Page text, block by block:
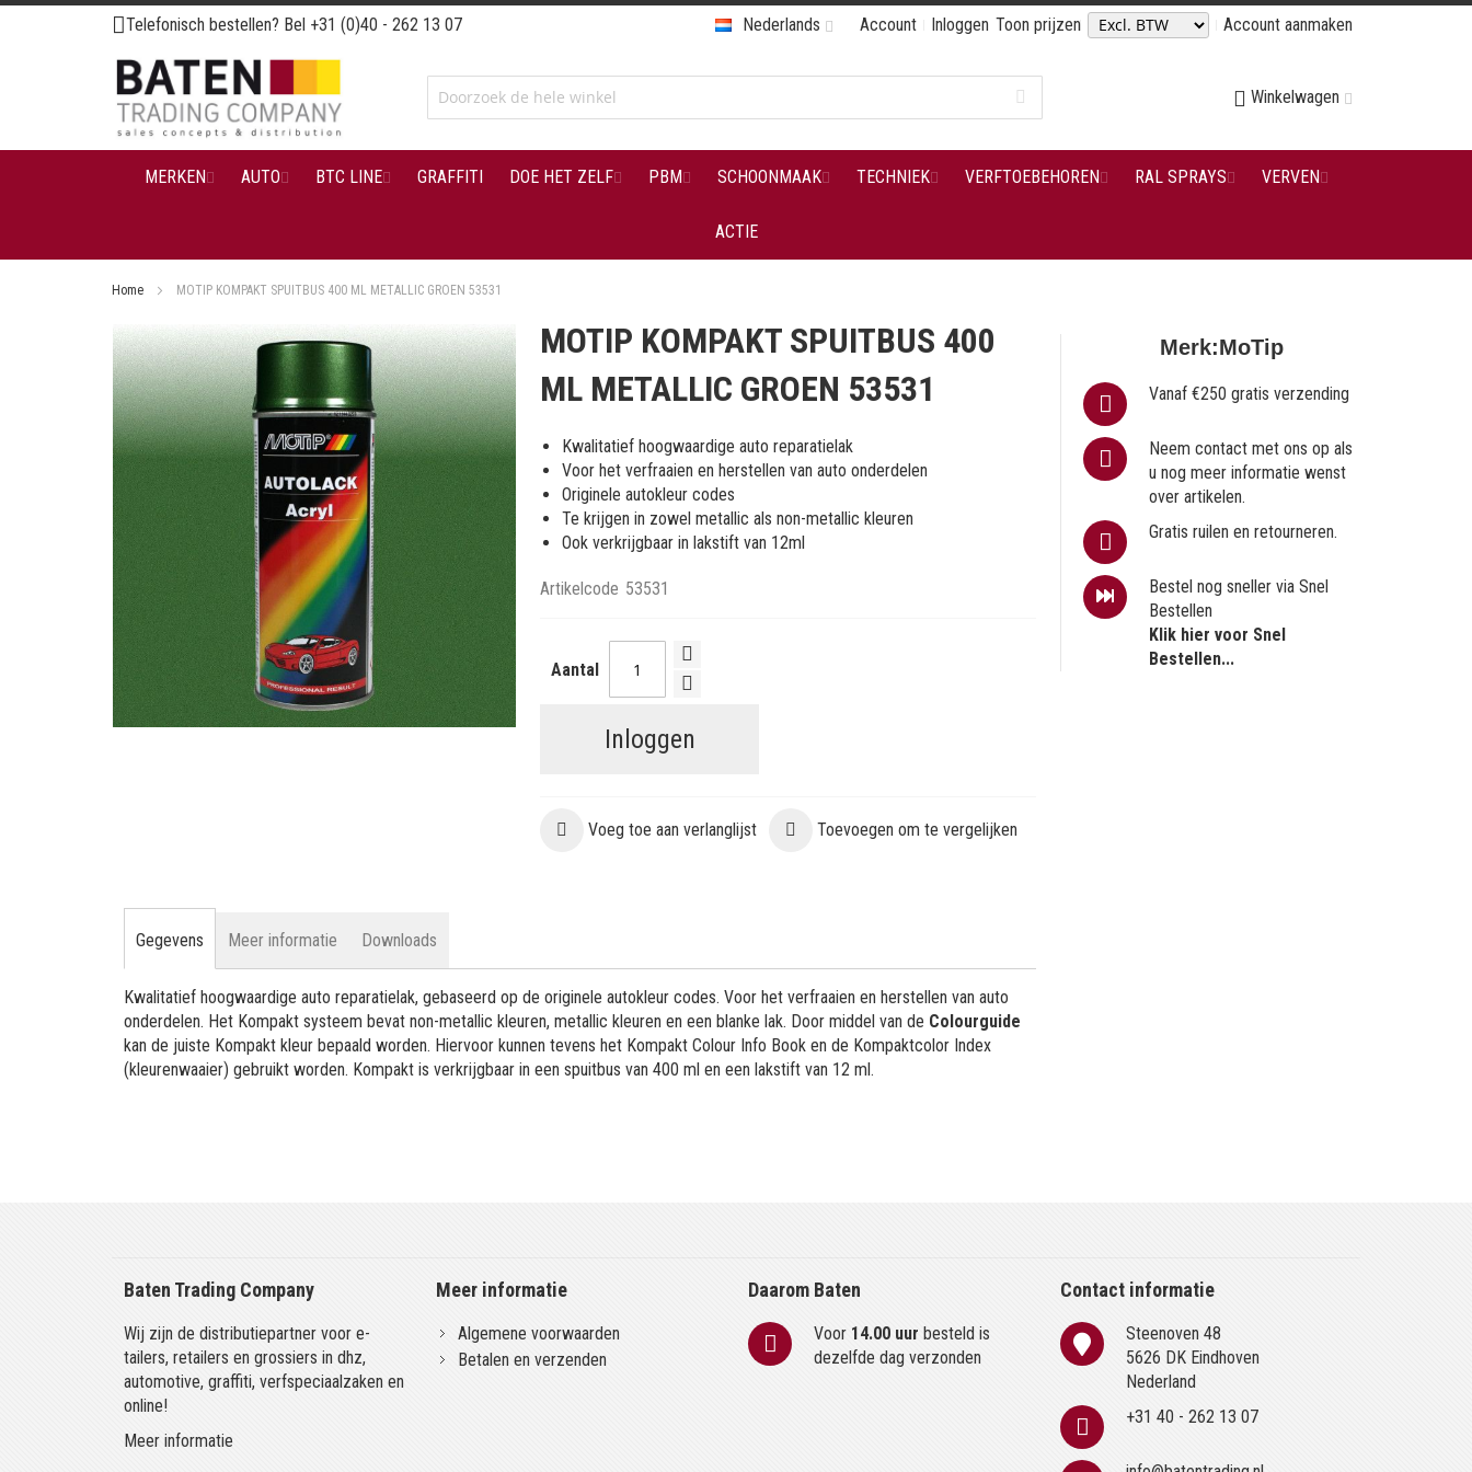
Ga
naar
de
inhoud
Telefonisch bestellen? Bel +31 (0)40 - 262 13 07 Account Inloggen Toon prijzen Account aanmaken
Nederlands
Winkelwagen
MERKEN AUTO BTC LINE GRAFFITI DOE HET ZELF PBM SCHOONMAAK TECHNIEK VERFTOEBEHOREN RAL SPRAYS VERVEN
ACTIE
Home MOTIP KOMPAKT SPUITBUS 400 ML METALLIC GROEN 53531
Ga
naar
het
einde
van
de
gallerij
gallerij
MOTIP KOMPAKT SPUITBUS 400
ML METALLIC GROEN 53531
Kwalitatief hoogwaardige auto reparatielak
Voor het verfraaien en herstellen van auto onderdelen
Originele autokleur codes
Te krijgen in zowel metallic als non-metallic kleuren
Ook verkrijgbaar in lakstift van 12ml
Artikelcode 53531
Aantal
Inloggen
Voeg toe aan verlanglijst Toevoegen om te vergelijken
Merk:MoTip
Vanaf €250 gratis verzending
Neem contact met ons op als
u nog meer informatie wenst
over artikelen.
Gratis ruilen en retourneren.
Bestel nog sneller via Snel
Bestellen
Klik hier voor Snel
Bestellen...
Gegevens
Kwalitatief hoogwaardige auto reparatielak, gebaseerd op de originele autokleur codes. Voor het verfraaien en herstellen van auto
onderdelen. Het Kompakt systeem bevat non-metallic kleuren, metallic kleuren en een blanke lak. Door middel van de Colourguide
kan de juiste Kompakt kleur bepaald worden. Hiervoor kunnen tevens het Kompakt Colour Info Book en de Kompaktcolor Index
(kleurenwaaier) gebruikt worden. Kompakt is verkrijgbaar in een spuitbus van 400 ml en een lakstift van 12 ml.
Meer informatie Downloads
Baten Trading Company
Wij zijn de distributiepartner voor e-
tailers, retailers en grossiers in dhz,
automotive, graffiti, verfspeciaalzaken en
online!
Meer informatie
Meer informatie
Algemene voorwaarden
Betalen en verzenden
Daarom Baten
Voor 14.00 uur besteld is
dezelfde dag verzonden
Contact informatie
Steenoven 48
5626 DK Eindhoven
Nederland
+31 40 - 262 13 07